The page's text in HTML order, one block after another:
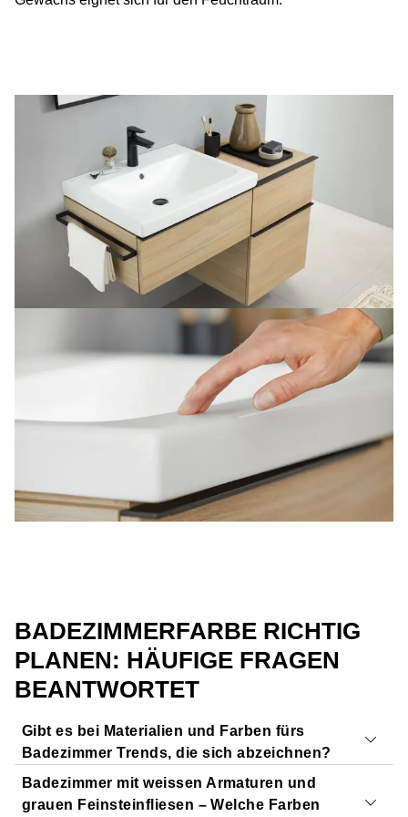
BADEZIMMERFARBE RICHTIG
PLANEN: HÄUFIGE FRAGEN
BEANTWORTET
Gibt es bei Materialien und Farben fürs
Badezimmer Trends, die sich abzeichnen?
Gerade sehr im Trend sind
schwarze Badmöbel und
Badezimmer mit weissen Armaturen und
grauen Feinsteinfliesen – Welche Farben